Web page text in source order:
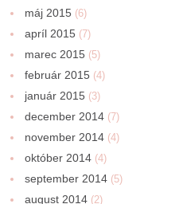
máj 2015 (6)
apríl 2015 (7)
marec 2015 (5)
február 2015 (4)
január 2015 (3)
december 2014 (7)
november 2014 (4)
október 2014 (4)
september 2014 (5)
august 2014 (2)